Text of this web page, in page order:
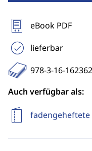
eBook PDF
lieferbar
978-3-16-
Auch verfügbar als: